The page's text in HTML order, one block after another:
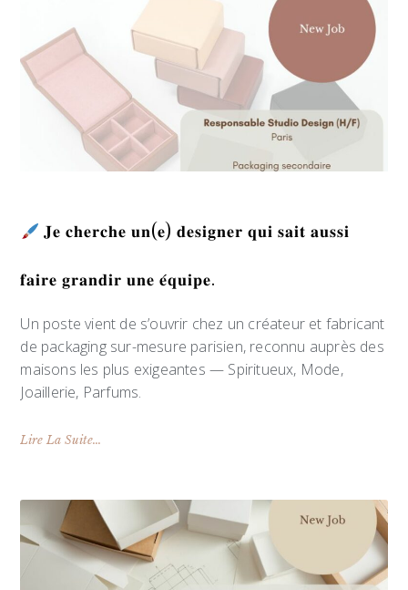
𝐉𝐞 𝐜𝐡𝐞𝐫𝐜𝐡𝐞 𝐮𝐧(𝐞) 𝐝𝐞𝐬𝐢𝐠𝐧𝐞𝐫 𝐪𝐮𝐢 𝐬𝐚𝐢𝐭 𝐚𝐮𝐬𝐬𝐢
𝐟𝐚𝐢𝐫𝐞 𝐠𝐫𝐚𝐧𝐝𝐢𝐫 𝐮𝐧𝐞 𝐞́𝐪𝐮𝐢𝐩𝐞.
Un poste vient de s’ouvrir chez un créateur et fabricant
de packaging sur-mesure parisien, reconnu auprès des
maisons les plus exigeantes — Spiritueux, Mode,
Joaillerie, Parfums.
Lire La Suite...